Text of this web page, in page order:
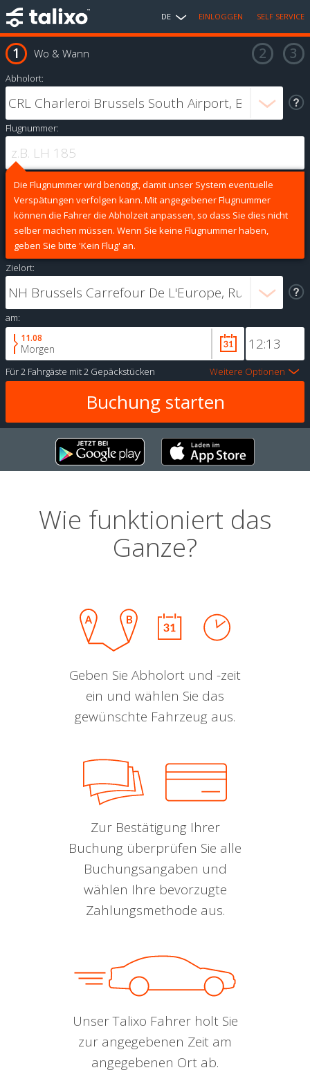
DE EINLOGGEN SELF SERVICE
Wo & Wann
Abholort:
Flugnummer:
Die Flugnummer wird benötigt, damit unser System eventuelle
Verspätungen verfolgen kann. Mit angegebener Flugnummer
können die Fahrer die Abholzeit anpassen, so dass Sie dies nicht
selber machen müssen. Wenn Sie keine Flugnummer haben,
geben Sie bitte 'Kein Flug' an.
Zielort:
am:
11.08
Morgen
Für2 Fahrgäste mit2 Gepäckstücken Weitere Optionen
Wie funktioniert das
Ganze?
Geben Sie Abholort und -zeit
ein und wählen Sie das
gewünschte Fahrzeug aus.
Zur Bestätigung Ihrer
Buchung überprüfen Sie alle
Buchungsangaben und
wählen Ihre bevorzugte
Zahlungsmethode aus.
Unser Talixo Fahrer holt Sie
zur angegebenen Zeit am
angegebenen Ort ab.